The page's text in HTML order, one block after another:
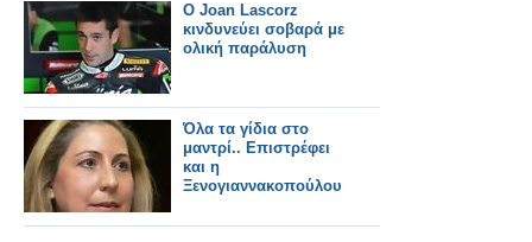
Ο Joan Lascorz
κινδυνεύει σοβαρά με
ολική παράλυση
Όλα τα γίδια στο
μαντρί.. Επιστρέφει
και η
Ξενογιαννακοπούλου